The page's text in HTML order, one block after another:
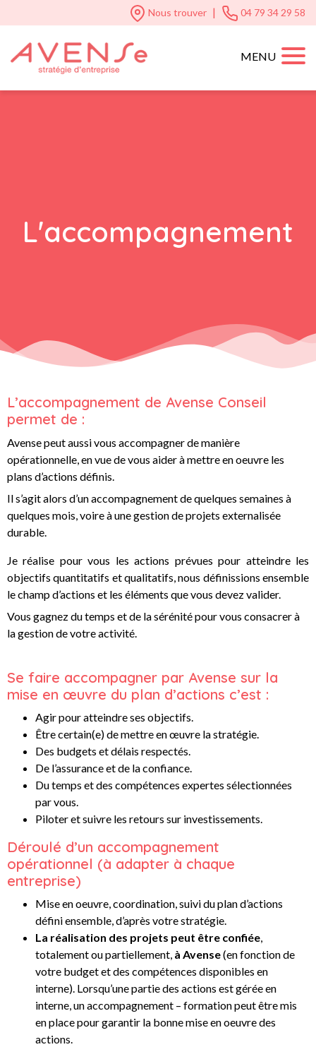
Nous trouver | 04 79 34 29 58
MENU
L'accompagnement
L’accompagnement de Avense Conseil
permet de :
Avense peut aussi vous accompagner de manière
opérationnelle, en vue de vous aider à mettre en oeuvre les
plans d’actions définis.
Il s’agit alors d’un accompagnement de quelques semaines à
quelques mois, voire à une gestion de projets externalisée
durable.
Jeréalise pour vous les actions prévues pour atteindre les
objectifs quantitatifs et qualitatifs, nous définissions ensemble
le champ d’actions et les éléments que vous devez valider.
Vous gagnez du temps et de la sérénité pour vous consacrer à
la gestion de votre activité.
Se faire accompagner par Avense sur la
mise en œuvre du plan d’actions c’est :
Agir pour atteindre ses objectifs.
Être certain(e) de mettre en œuvre la stratégie.
Des budgets et délais respectés.
De l’assurance et de la confiance.
Du temps et des compétences expertes sélectionnées
par vous.
Piloter et suivre les retours sur investissements.
Déroulé d’un accompagnement
opérationnel (à adapter à chaque
entreprise)
Mise en oeuvre, coordination, suivi du plan d’actions
défini ensemble, d’après votre stratégie.
La réalisation des projets peut être confiée,
totalement ou partiellement, à Avense(en fonction de
votre budget et des compétences disponibles en
interne). Lorsqu’une partie des actions est gérée en
interne, un accompagnement – formation peut être mis
en place pour garantir la bonne mise en oeuvre des
actions.